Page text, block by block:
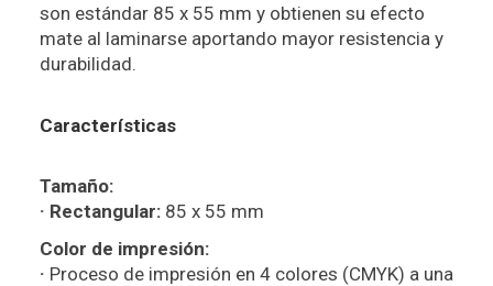
son estándar 85 x 55 mm y obtienen su efecto
mate al laminarse aportando mayor resistencia y
durabilidad.
Características
Tamaño:
· Rectangular: 85 x 55 mm
Color de impresión:
· Proceso de impresión en 4 colores (CMYK) a una